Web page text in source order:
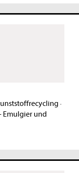
·
Emulgier und